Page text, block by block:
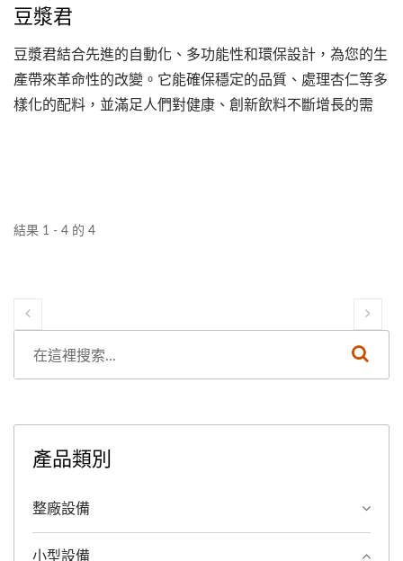
豆漿君
豆漿君結合先進的自動化、多功能性和環保設計，為您的生
產帶來革命性的改變。它能確保穩定的品質、處理杏仁等多
樣化的配料，並滿足人們對健康、創新飲料不斷增長的需
結果 1 - 4 的 4
產品類別
整廠設備
小型設備